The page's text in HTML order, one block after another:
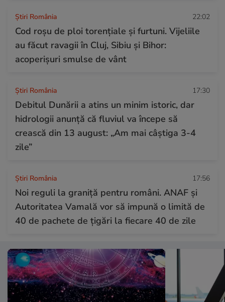
Știri România 22:02
Cod roșu de ploi torențiale și furtuni. Vijeliile
au făcut ravagii în Cluj, Sibiu și Bihor:
acoperișuri smulse de vânt
Știri România 17:30
Debitul Dunării a atins un minim istoric, dar
hidrologii anunță că fluviul va începe să
crească din 13 august: „Am mai câștiga 3-4
zile”
Știri România 17:56
Noi reguli la graniță pentru români. ANAF și
Autoritatea Vamală vor să impună o limită de
40 de pachete de țigări la fiecare 40 de zile